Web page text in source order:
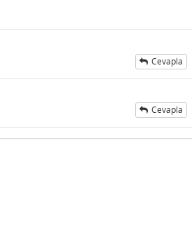
Cevapla
Cevapla